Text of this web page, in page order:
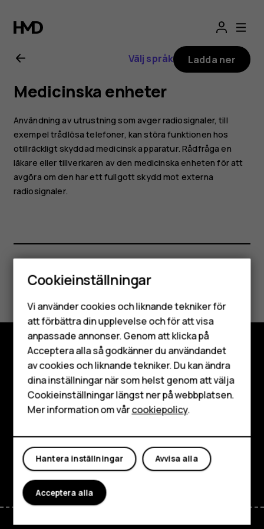
för
Nokia
2.1
Smartphones
Mobiltelefoner
Tillbehör
HMD Terra M
Surfplattor
Välj språk Ladda ner
Medicinska enheter
Användning av utrustning som avger radiosignaler, till
exempel trådlösa telefoner, kan störa funktionen hos
otillräckligt skyddad medicinsk apparatur. Rådfråga en
läkare eller tillverkaren av den medicinska enheten för att
avgöra om den har ett fullgott skydd mot externa
radiosignaler.
Var detta till hjälp?
Ja Nej
Utforska
Om
Planet and people
Kundservice
FacebookInstagram
TiktokYoutubeLinkedinDiscord
Cookieinställningar
Vi använder cookies och liknande tekniker för
att förbättra din upplevelse och för att visa
anpassade annonser. Genom att klicka på
Acceptera alla så godkänner du användandet
av cookies och liknande tekniker. Du kan ändra
dina inställningar när som helst genom att välja
Cookieinställningar längst ner på webbplatsen.
Mer information om vårcookiepolicy.
Avvisa alla
Hantera inställningar
Acceptera alla